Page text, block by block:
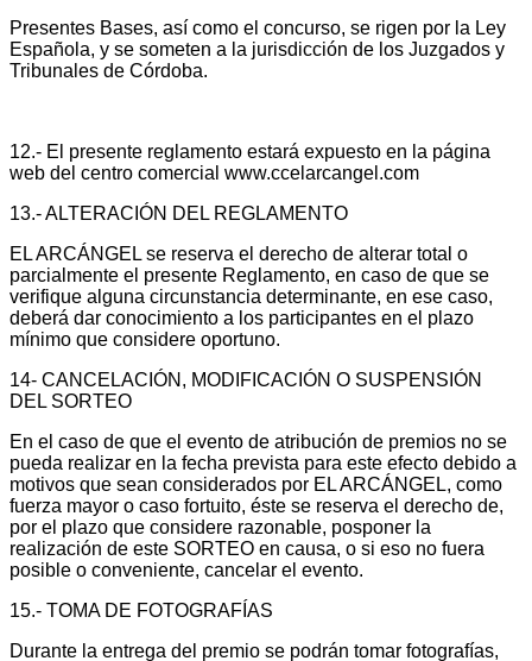
Presentes Bases, así como el concurso, se rigen por la Ley
Española, y se someten a la jurisdicción de los Juzgados y
Tribunales de Córdoba.
12.- El presente reglamento estará expuesto en la página
web del centro comercial www.ccelarcangel.com
13.- ALTERACIÓN DEL REGLAMENTO
EL ARCÁNGEL se reserva el derecho de alterar total o
parcialmente el presente Reglamento, en caso de que se
verifique alguna circunstancia determinante, en ese caso,
deberá dar conocimiento a los participantes en el plazo
mínimo que considere oportuno.
14- CANCELACIÓN, MODIFICACIÓN O SUSPENSIÓN
DEL SORTEO
En el caso de que el evento de atribución de premios no se
pueda realizar en la fecha prevista para este efecto debido a
motivos que sean considerados por EL ARCÁNGEL, como
fuerza mayor o caso fortuito, éste se reserva el derecho de,
por el plazo que considere razonable, posponer la
realización de este SORTEO en causa, o si eso no fuera
posible o conveniente, cancelar el evento.
15.- TOMA DE FOTOGRAFÍAS
Durante la entrega del premio se podrán tomar fotografías,